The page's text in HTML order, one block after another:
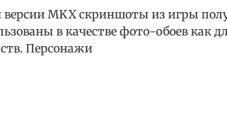
версии MKX скриншоты из игры
в качестве фото-обоев как
Персонажи